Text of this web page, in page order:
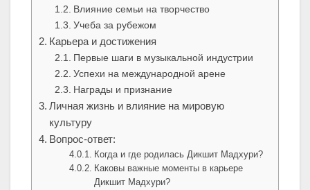
Влияние семьи на творчество
Учеба за рубежом
Карьера и достижения
Первые шаги в музыкальной индустрии
Успехи на международной арене
Награды и признание
Личная жизнь и влияние на мировую
культуру
Вопрос-ответ:
Когда и где родилась Дикшит Мадхури?
Каковы важные моменты в карьере
Дикшит Мадхури?